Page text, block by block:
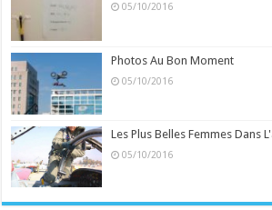
05/10/2016
Photos Au Bon Moment
05/10/2016
Les Plus Belles Femmes Dans
05/10/2016